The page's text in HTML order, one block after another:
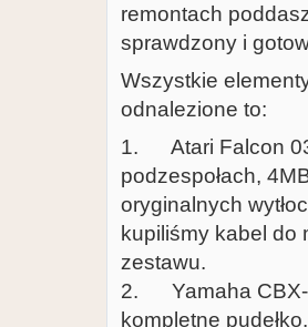
remontach
sprawdzony i
Wszystkie
odnalezione to:
1. Atari Falcon
podzespołach,
oryginalnych
kupiliśmy kabel do
zestawu.
2. Yamaha CBX-
kompletne pudełko.